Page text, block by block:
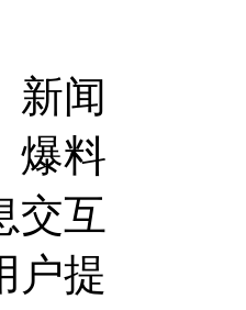
新闻
爆料
交互
户提